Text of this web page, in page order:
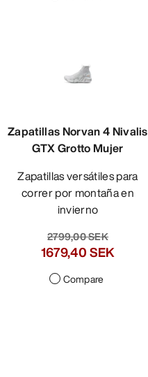
Zapatillas Norvan 4 Nivalis
GTX Grotto Mujer
Zapatillas versátiles para
correr por montaña en
invierno
2799,00 SEK
1679,40 SEK
Compare